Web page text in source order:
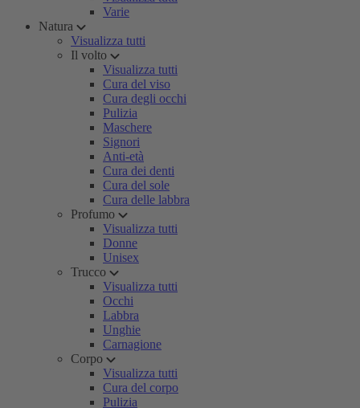
Varie
Natura
Visualizza tutti
Il volto
Visualizza tutti
Cura del viso
Cura degli occhi
Pulizia
Maschere
Signori
Anti-età
Cura dei denti
Cura del sole
Cura delle labbra
Profumo
Visualizza tutti
Donne
Unisex
Trucco
Visualizza tutti
Occhi
Labbra
Unghie
Carnagione
Corpo
Visualizza tutti
Cura del corpo
Pulizia